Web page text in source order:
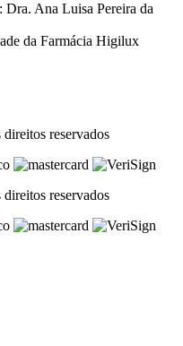
Dra. Ana Luisa Pereira da
da Farmácia Higilux
reservados
reservados